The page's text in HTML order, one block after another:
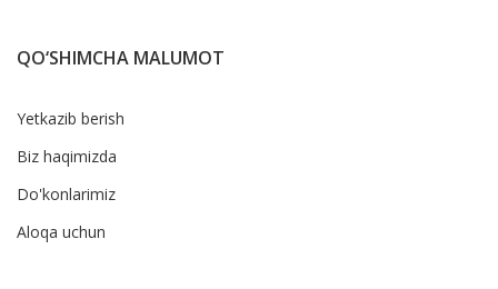
QO‘SHIMCHA MALUMOT
Yetkazib berish
Biz haqimizda
Do'konlarimiz
Aloqa uchun